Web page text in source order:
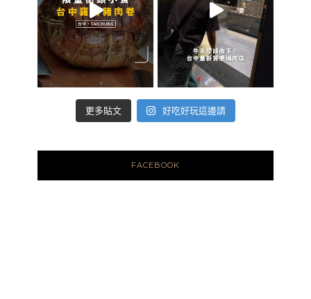
更多貼文 好吃好玩這邊請
FACEBOOK